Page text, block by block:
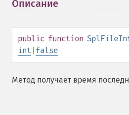
Описание
public function
int false
Метод получает время